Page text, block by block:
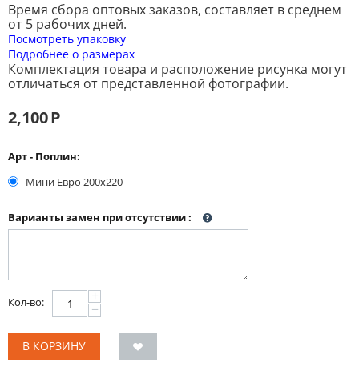
Время сбора оптовых заказов, составляет в среднем
от 5 рабочих дней.
Посмотреть упаковку
Подробнее о размерах
Комплектация товара и расположение рисунка могут
отличаться от представленной фотографии.
2,100Р
Арт - Поплин:
Мини Евро 200x220
Варианты замен при отсутствии:
Кол-во: +
−
В КОРЗИНУ